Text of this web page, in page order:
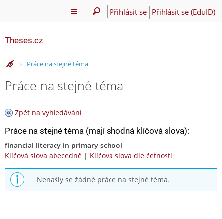
Přihlásit se Přihlásit se (EduID)
Theses.cz
>Práce na stejné téma
Práce na stejné téma
Zpět na vyhledávání
Práce na stejné téma (mají shodná klíčová slova):
financial literacy in primary school
Klíčová slova abecedně | Klíčová slova dle četnosti
Nenašly se žádné práce na stejné téma.